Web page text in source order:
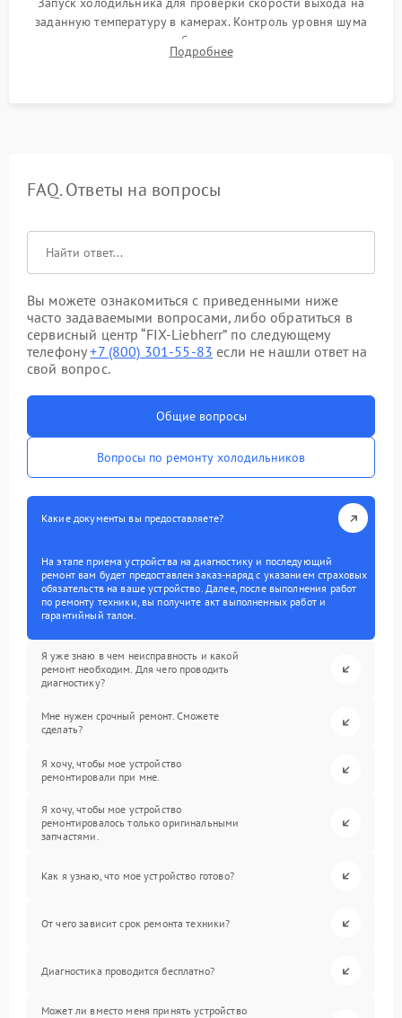
заданную температуру в камерах. Контроль уровня шума
компрессора, отсутствия обмерзания стенок и корректного
срабатывания системы автоматической оттайки.
Подробнее
FAQ. Ответы на вопросы
Вы можете ознакомиться с приведенными ниже
часто задаваемыми вопросами, либо обратиться в
сервисный центр “FIX-Liebherr” по следующему
телефону+7 (800) 301-55-83 если не нашли ответ на
свой вопрос.
Общие вопросы
Вопросы по ремонту холодильников
Какие документы вы предоставляете?
На этапе приема устройства на диагностику и последующий
ремонт вам будет предоставлен заказ-наряд с указанием страховых
обязательств на ваше устройство. Далее, после выполнения работ
по ремонту техники, вы получите акт выполненных работ и
гарантийный талон.
Я уже знаю в чем неисправность и какой
ремонт необходим. Для чего проводить
диагностику?
Мне нужен срочный ремонт. Сможете
сделать?
Я хочу, чтобы мое устройство
ремонтировали при мне.
Я хочу, чтобы мое устройство
ремонтировалось только оригинальными
запчастями.
Как я узнаю, что мое устройство готово?
От чего зависит срок ремонта техники?
Диагностика проводится бесплатно?
Может ли вместо меня принять устройство